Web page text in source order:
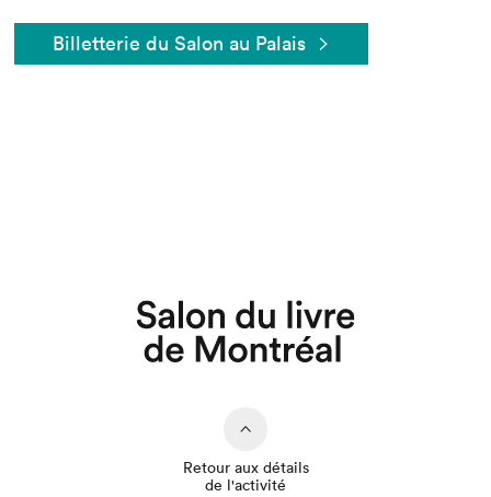
Billetterie du Salon au Palais
Retour aux détails
de l'activité